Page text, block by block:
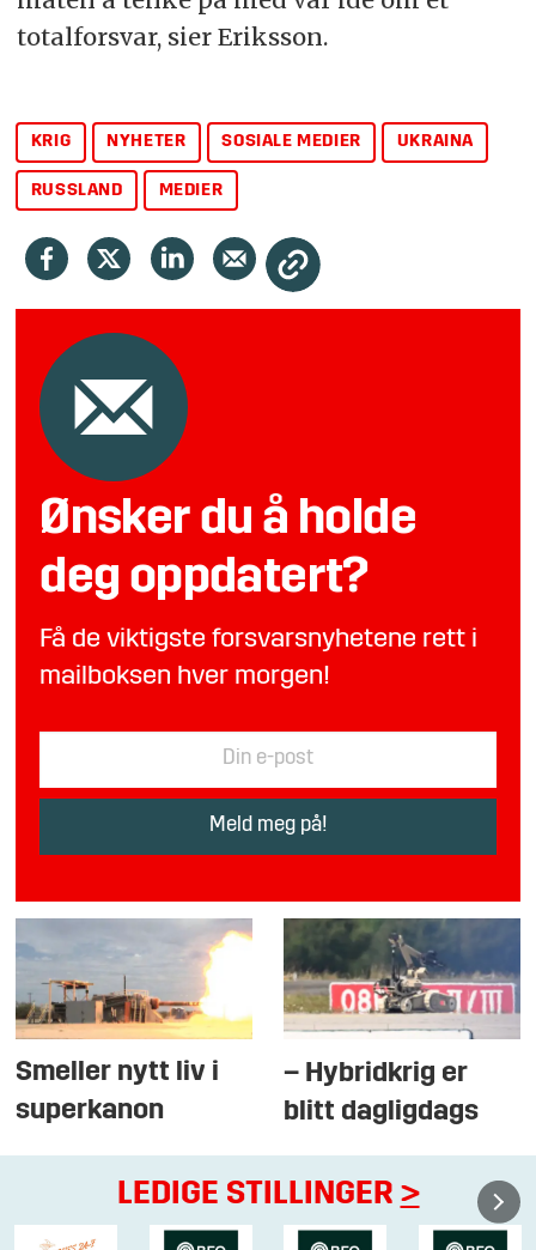
totalforsvar, sier Eriksson.
KRIG NYHETER SOSIALE MEDIER UKRAINA
RUSSLAND MEDIER
Ønsker du å holde
deg oppdatert?
Få de viktigste forsvarsnyhetene rett i
mailboksen hver morgen!
Smeller nytt liv i
superkanon
– Hybridkrig er
blitt dagligdags
LEDIGE STILLINGER >